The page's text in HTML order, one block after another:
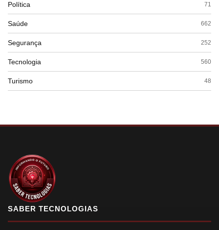
Política 71
Saúde 662
Segurança 252
Tecnologia 560
Turismo 48
SABER TECNOLOGIAS